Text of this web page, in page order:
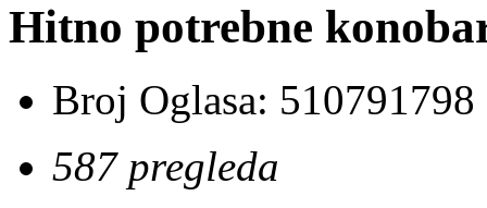
Hitno potrebne
Broj Oglasa: 510791798
587 pregleda